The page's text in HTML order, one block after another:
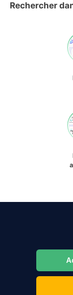
Rechercher